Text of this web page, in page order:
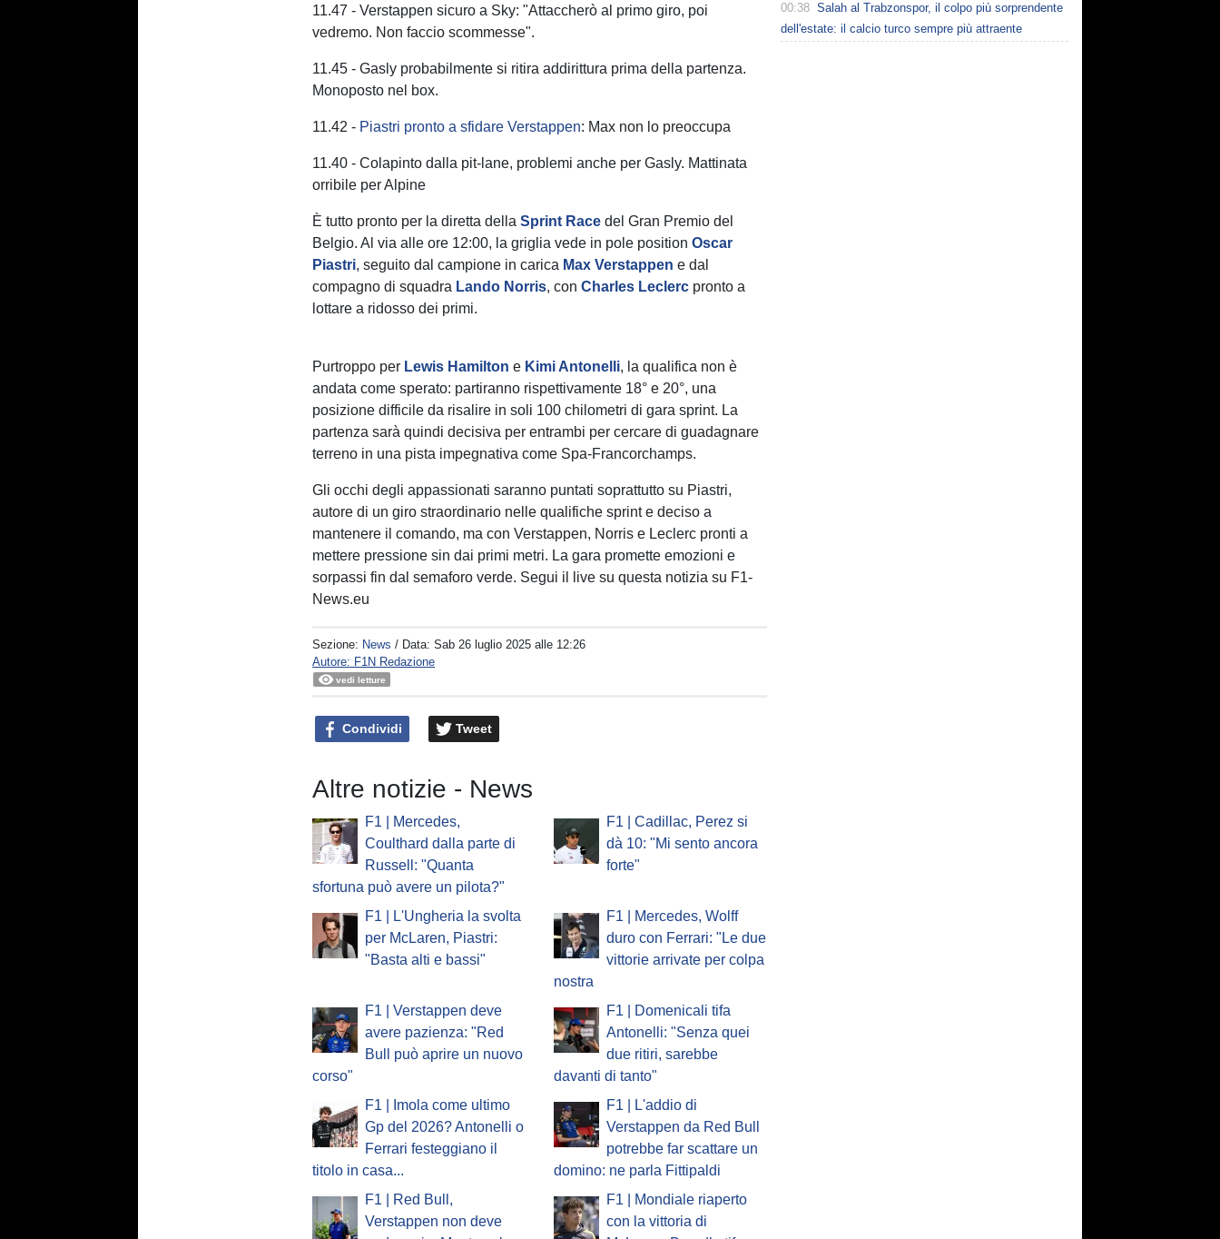
11.47 - Verstappen sicuro a Sky: "Attaccherò al primo giro, poi
vedremo. Non faccio scommesse".
11.45 - Gasly probabilmente si ritira addirittura prima della partenza.
Monoposto nel box.
11.42 - Piastri pronto a sfidare Verstappen: Max non lo preoccupa
11.40 - Colapinto dalla pit-lane, problemi anche per Gasly. Mattinata
orribile per Alpine
È tutto pronto per la diretta dellaSprint Race del Gran Premio del
Belgio. Al via alle ore 12:00, la griglia vede in pole positionOscar
Piastri, seguito dal campione in carica Max Verstappen e dal
compagno di squadra Lando Norris, conCharles Leclerc pronto a
lottare a ridosso dei primi.
Purtroppo per Lewis Hamilton e Kimi Antonelli, la qualifica non è
andata come sperato: partiranno rispettivamente 18° e 20°, una
posizione difficile da risalire in soli 100 chilometri di gara sprint. La
partenza sarà quindi decisiva per entrambi per cercare di guadagnare
terreno in una pista impegnativa come Spa-Francorchamps.
Gli occhi degli appassionati saranno puntati soprattutto su Piastri,
autore di un giro straordinario nelle qualifiche sprint e deciso a
mantenere il comando, ma con Verstappen, Norris e Leclerc pronti a
mettere pressione sin dai primi metri. La gara promette emozioni e
sorpassi fin dal semaforo verde. Segui il live su questa notizia su F1-
News.eu
Sezione: News / Data:Sab 26 luglio 2025 alle 12:26
Autore: F1N Redazione
vedi letture
Condividi Tweet
Altre notizie - News
F1 | Mercedes,
Coulthard dalla parte di
Russell: "Quanta
sfortuna può avere un pilota?"
F1 | Cadillac, Perez si
dà 10: "Mi sento ancora
forte"
F1 | L'Ungheria la svolta
per McLaren, Piastri:
"Basta alti e bassi"
F1 | Mercedes, Wolff
duro con Ferrari: "Le due
vittorie arrivate per colpa
nostra
F1 | Verstappen deve
avere pazienza: "Red
Bull può aprire un nuovo
corso"
F1 | Domenicali tifa
Antonelli: "Senza quei
due ritiri, sarebbe
davanti di tanto"
F1 | Imola come ultimo
Gp del 2026? Antonelli o
Ferrari festeggiano il
titolo in casa...
F1 | L'addio di
Verstappen da Red Bull
potrebbe far scattare un
domino: ne parla Fittipaldi
F1 | Red Bull,
Verstappen non deve
F1 | Mondiale riaperto
con la vittoria di
00:38 Salah al Trabzonspor, il colpo più sorprendente
dell'estate: il calcio turco sempre più attraente